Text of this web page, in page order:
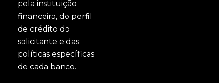
pela instituição
financeira, do perfil
de crédito do
solicitante e das
políticas específicas
de cada banco.